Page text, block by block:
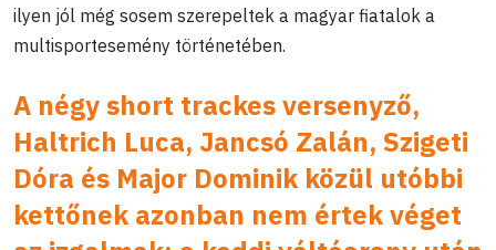
ilyen jól még sosem szerepeltek a magyar fiatalok a
multisportesemény történetében.
A négy short trackes versenyző,
Haltrich Luca, Jancsó Zalán, Szigeti
Dóra és Major Dominik közül utóbbi
kettőnek azonban nem értek véget